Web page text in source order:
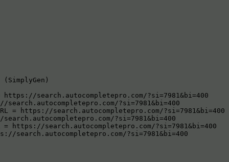
https://search.autocompletepro.com/?si=7981&bi=400
search.autocompletepro.com/?si=7981&bi=400
= https://search.autocompletepro.com/?si=7981&bi=400
?si=7981&bi=400
= https://search.autocompletepro.com/?si=7981&bi=400
search.autocompletepro.com/?si=7981&bi=400